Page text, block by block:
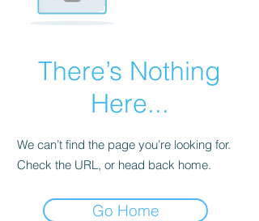
There’s Nothing
Here...
We can’t find the page you’re looking for.
Check the URL, or head back home.
Go Home